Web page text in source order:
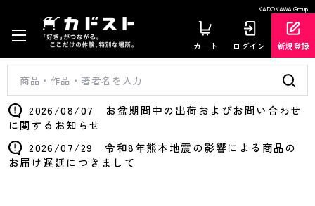
KADOKAWA Group
カート ログイン 新規登録
2026/08/07 お盆期間中の出荷およびお問い合わせ
に関するお知らせ
2026/07/29 令和8年熊本地震の影響による商品の
お届け遅延につきまして